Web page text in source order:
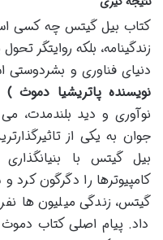
کتاب بیل گیتس چه کسی
زندگینامه، بلکه روایتگر
دنیای فناوری و
نویسنده پاتریشیا دموث )
نوآوری و دید بلندمدت،
جوان به یکی از
بیل گیتس با
کامپیوترها را دگرگون
گیتس، زندگی میلیون ها
داد. پیام اصلی کتاب